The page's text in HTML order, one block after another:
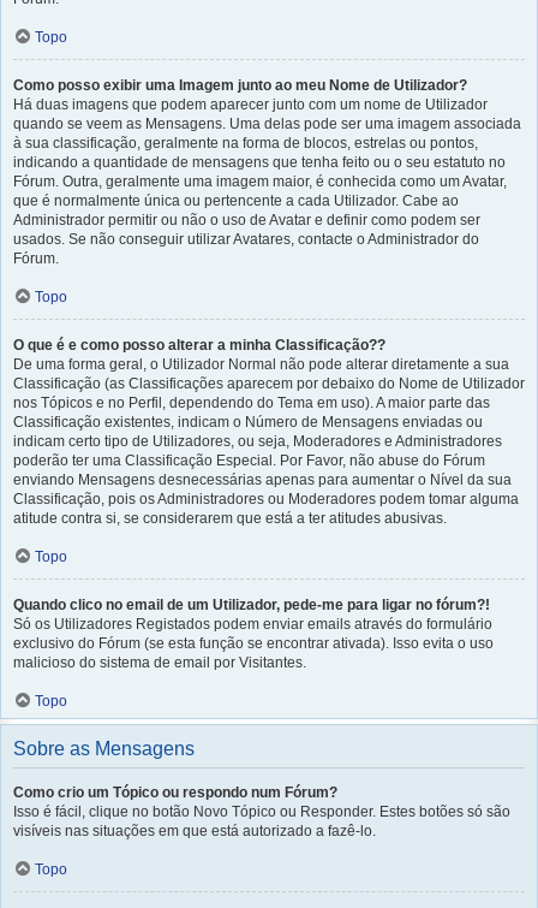
Topo
Como posso exibir uma Imagem junto ao meu Nome de Utilizador?
Há duas imagens que podem aparecer junto com um nome de Utilizador
quando se veem as Mensagens. Uma delas pode ser uma imagem associada
à sua classificação, geralmente na forma de blocos, estrelas ou pontos,
indicando a quantidade de mensagens que tenha feito ou o seu estatuto no
Fórum. Outra, geralmente uma imagem maior, é conhecida como um Avatar,
que é normalmente única ou pertencente a cada Utilizador. Cabe ao
Administrador permitir ou não o uso de Avatar e definir como podem ser
usados. Se não conseguir utilizar Avatares, contacte o Administrador do
Fórum.
Topo
O que é e como posso alterar a minha Classificação??
De uma forma geral, o Utilizador Normal não pode alterar diretamente a sua
Classificação (as Classificações aparecem por debaixo do Nome de Utilizador
nos Tópicos e no Perfil, dependendo do Tema em uso). A maior parte das
Classificação existentes, indicam o Número de Mensagens enviadas ou
indicam certo tipo de Utilizadores, ou seja, Moderadores e Administradores
poderão ter uma Classificação Especial. Por Favor, não abuse do Fórum
enviando Mensagens desnecessárias apenas para aumentar o Nível da sua
Classificação, pois os Administradores ou Moderadores podem tomar alguma
atitude contra si, se considerarem que está a ter atitudes abusivas.
Topo
Quando clico no email de um Utilizador, pede-me para ligar no fórum?!
Só os Utilizadores Registados podem enviar emails através do formulário
exclusivo do Fórum (se esta função se encontrar ativada). Isso evita o uso
malicioso do sistema de email por Visitantes.
Topo
Sobre as Mensagens
Como crio um Tópico ou respondo num Fórum?
Isso é fácil, clique no botão Novo Tópico ou Responder. Estes botões só são
visíveis nas situações em que está autorizado a fazê-lo.
Topo